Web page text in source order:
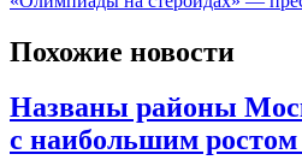
Похожие новости
Названы районы
с наибольшим